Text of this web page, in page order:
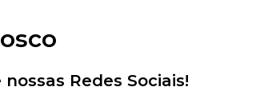
Redes Sociais!